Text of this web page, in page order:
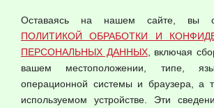
Согласием на обработку персональных
Оферта оптовой купли-продажи
Публичная оферта
Оставаясь на нашем сайте, вы
ПОЛИТИКОЙ ОБРАБОТКИ И
ПЕРСОНАЛЬНЫХ ДАННЫХ, включая
вашем местоположении, типе,
операционной системы и браузера, а
используемом устройстве. Эти